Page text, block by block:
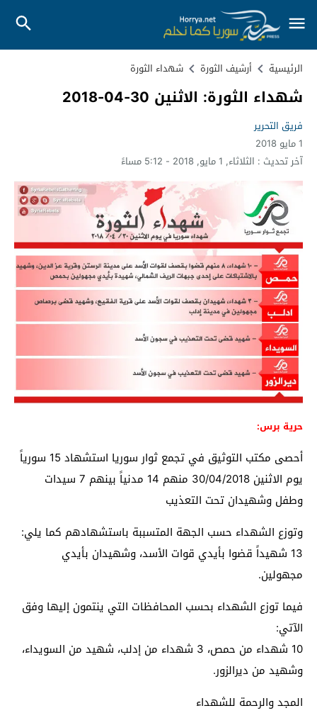
الرئيسية أرشيف الثورة شهداء الثورة
شهداء الثورة: الاثنين 30-04-2018
فريق التحرير
1 مايو 2018
آخر تحديث : الثلاثاء, 1 مايو, 2018 - 5:12 مساءً
حرية برس:
أحصى مكتب التوثيق في تجمع ثوار سوريا
استشهاد 15 سورياً
يوم الاثنين 30/04/2018 منهم 14 مدنياً بينهم 7 سيدات
وطفل وشهيدان تحت التعذيب
وتوزع الشهداء حسب الجهة المتسببة باستشهادهم كما يلي:
13 شهيداً قضوا بأيدي قوات الأسد، وشهيدان بأيدي
مجهولين.
فيما توزع الشهداء بحسب المحافظات التي ينتمون إليها وفق
الآتي:
10 شهداء من
حمص، 3 شهداء من إدلب، شهيد من السويداء،
وشهيد من ديرالزور.
المجد والرحمة للشهداء